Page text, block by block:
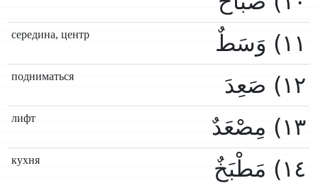
середина, центр ١١) وَسَطٌ
подниматься ١٢) صَعِدَ
лифт ١٣) مِصْعَدٌ
кухня ١٤) مَطْبَخٌ